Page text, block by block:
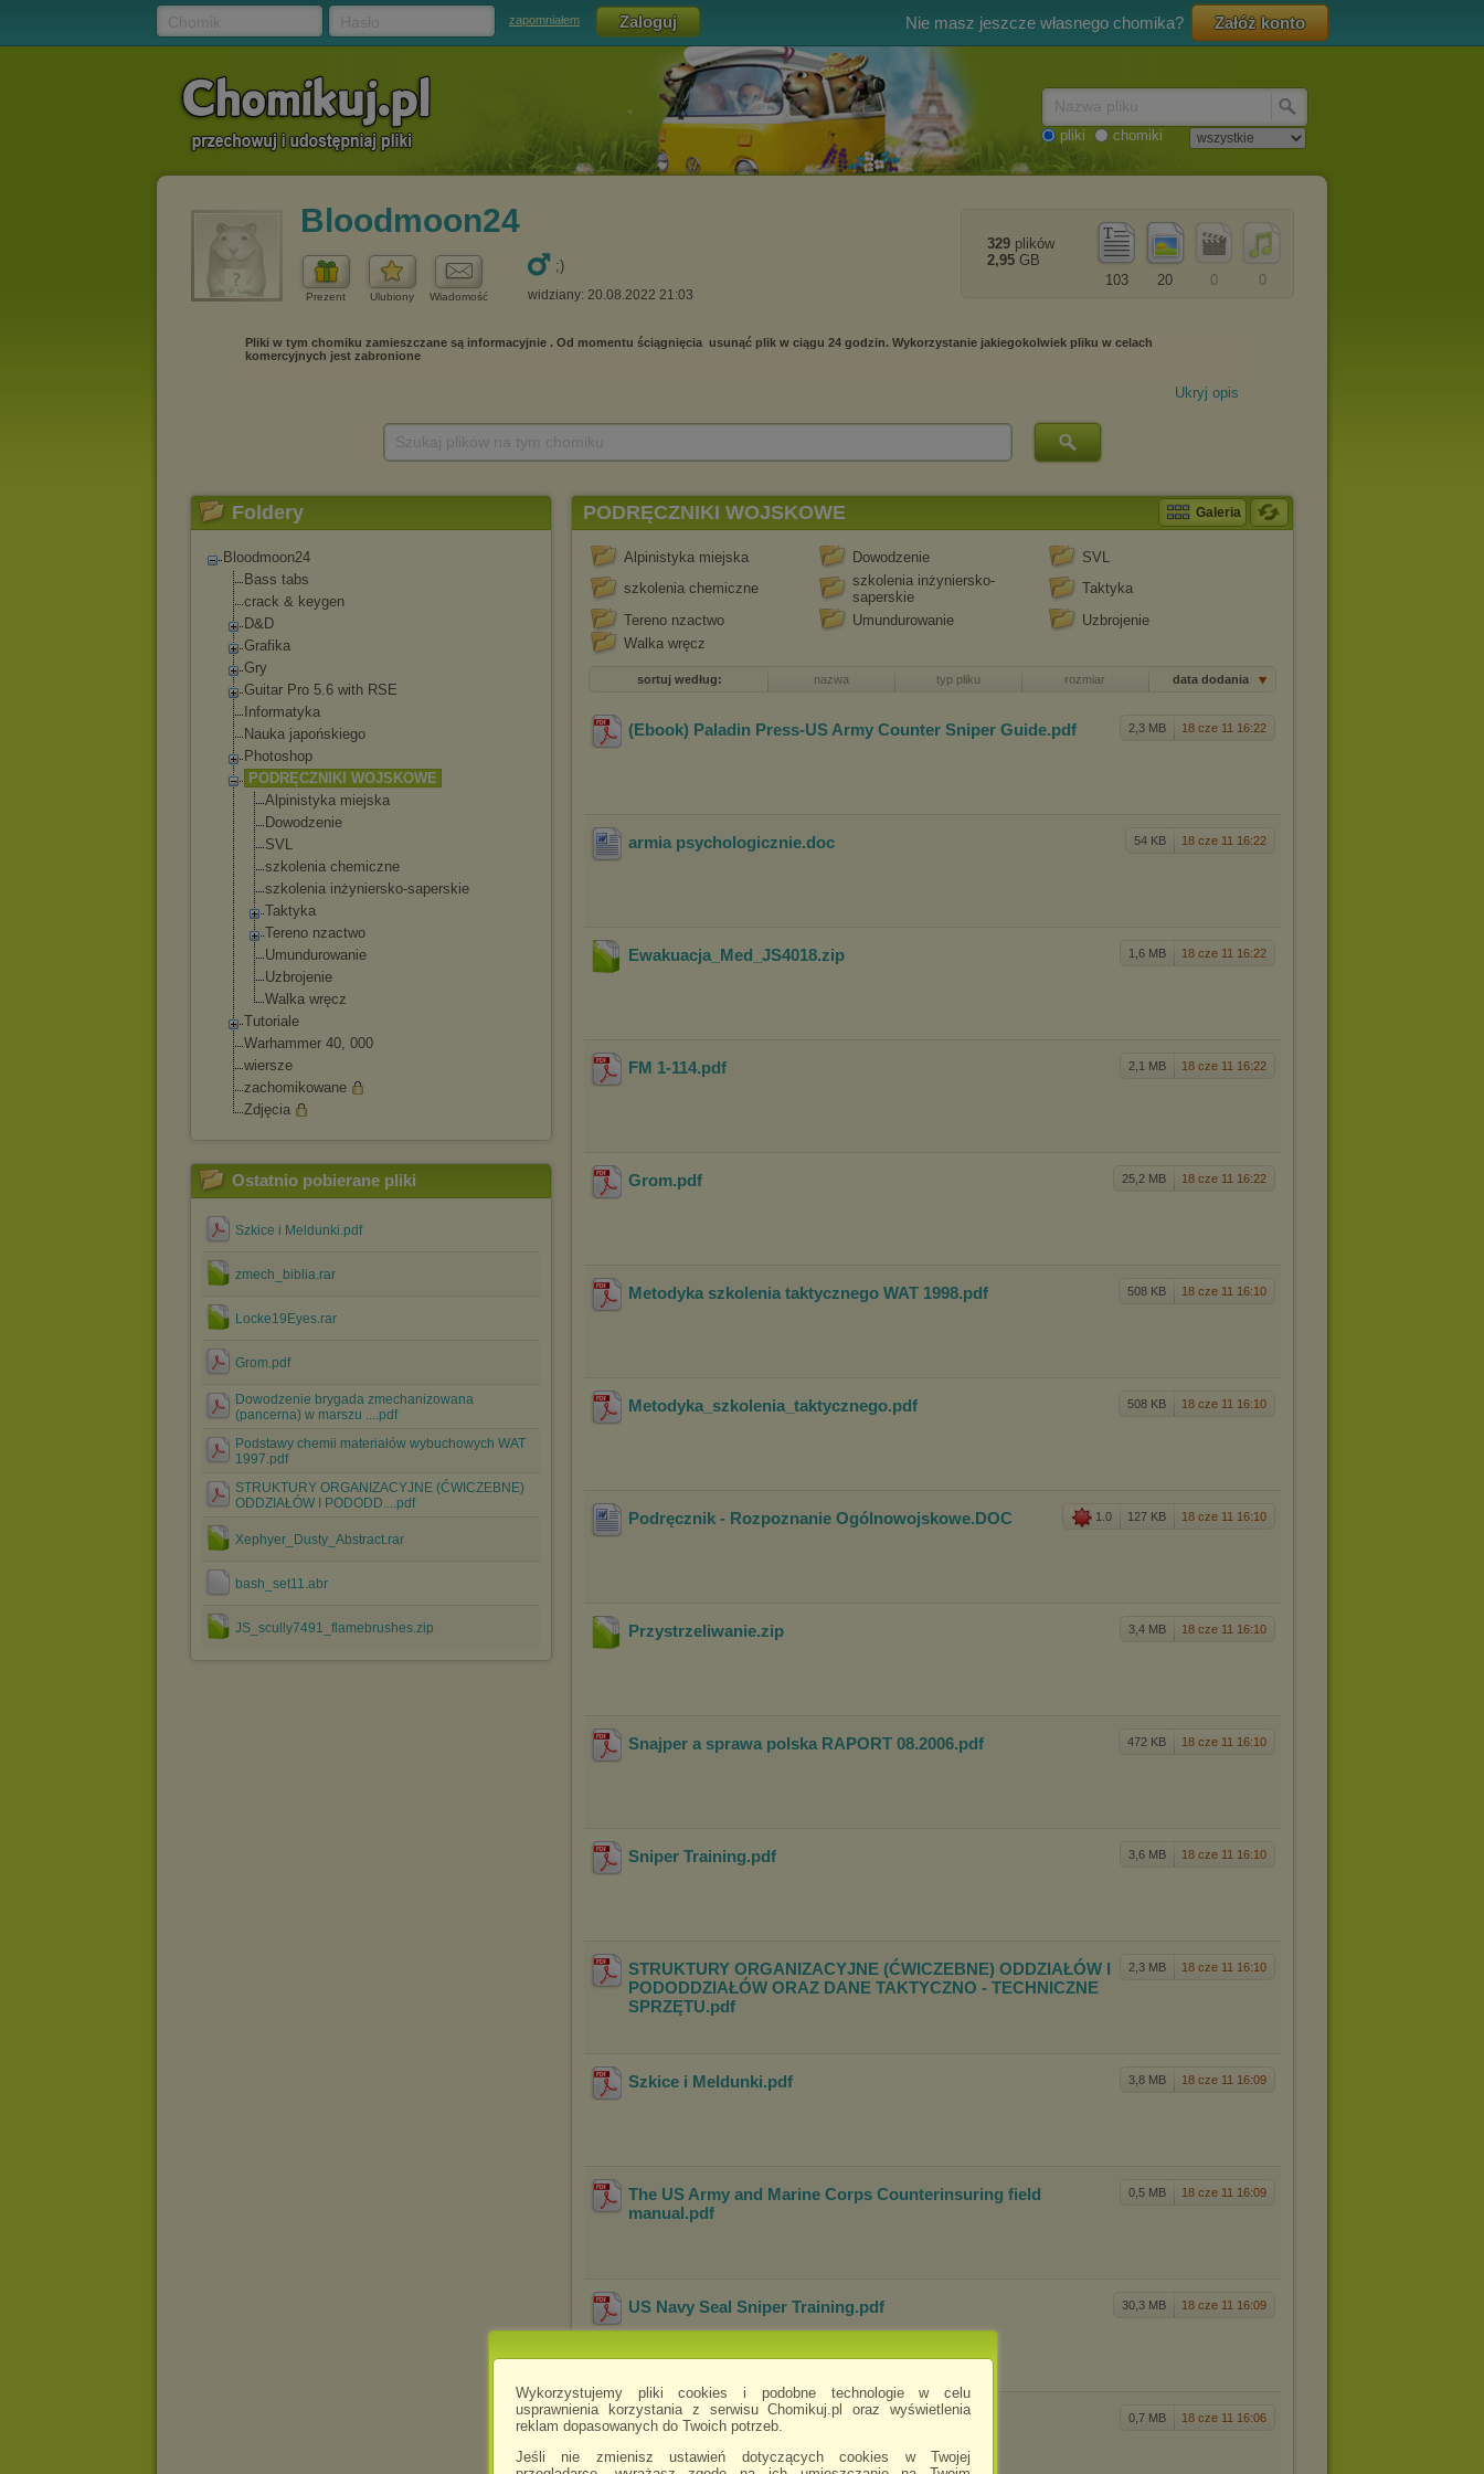
Wykorzystujemy pliki cookies i podobne technologie w celu
usprawnienia korzystania z serwisu Chomikuj.pl oraz wyświetlenia
reklam dopasowanych do Twoich potrzeb.
Jeśli nie zmienisz ustawień dotyczących cookies w Twojej
zapomniałem Nie masz jeszcze własnego chomika? Załóż konto
pliki chomiki
Bloodmoon24
Prezent Ulubiony Wiadomość
;)
widziany: 20.08.2022 21:03
0
0
20
103
329 plików
2,95 GB
Ukryj opis
Foldery
Bloodmoon24
Bass tabs
crack & keygen
D&D
Grafika
Gry
Guitar Pro 5.6 with RSE
Informatyka
Nauka japońskiego
Photoshop
PODRĘCZNIKI WOJSKOWE
Alpinistyka miejska
Dowodzenie
SVL
szkolenia chemiczne
szkolenia inżyniersko-saperskie
Taktyka
Tereno nzactwo
Umundurowanie
Uzbrojenie
Walka wręcz
Tutoriale
Warhammer 40, 000
wiersze
zachomikowane
Zdjęcia
Ostatnio pobierane pliki
Szkice i Meldunki.pdf
zmech_biblia.rar
Locke19Eyes.rar
Grom.pdf
Dowodzenie brygada zmechanizowana
(pancerna) w marszu ....pdf
Podstawy chemii materiałów wybuchowych WAT
1997.pdf
STRUKTURY ORGANIZACYJNE (ĆWICZEBNE)
ODDZIAŁÓW I PODODD....pdf
Xephyer_Dusty_Abstract.rar
bash_set11.abr
JS_scully7491_flamebrushes.zip
PODRĘCZNIKI WOJSKOWE Galeria
Alpinistyka miejska Dowodzenie
SVL
szkolenia chemiczne
szkolenia inżyniersko-
saperskie
Taktyka
Tereno nzactwo
Umundurowanie
Uzbrojenie
Walka wręcz
sortuj według: nazwa typ pliku rozmiar data dodania
2,3 MB 18 cze 11 16:22
(Ebook) Paladin Press-US Army Counter Sniper Guide.pdf
54 KB 18 cze 11 16:22
armia psychologicznie.doc
1,6 MB 18 cze 11 16:22
Ewakuacja_Med_JS4018.zip
2,1 MB 18 cze 11 16:22
FM 1-114.pdf
25,2 MB 18 cze 11 16:22
Grom.pdf
508 KB 18 cze 11 16:10
Metodyka szkolenia taktycznego WAT 1998.pdf
508 KB 18 cze 11 16:10
Metodyka_szkolenia_taktycznego.pdf
1.0 127 KB 18 cze 11 16:10
Podręcznik - Rozpoznanie Ogólnowojskowe.DOC
3,4 MB 18 cze 11 16:10
Przystrzeliwanie.zip
472 KB 18 cze 11 16:10
Snajper a sprawa polska RAPORT 08.2006.pdf
3,6 MB 18 cze 11 16:10
Sniper Training.pdf
2,3 MB 18 cze 11 16:10
STRUKTURY ORGANIZACYJNE (ĆWICZEBNE) ODDZIAŁÓW I
PODODDZIAŁÓW ORAZ DANE TAKTYCZNO - TECHNICZNE
SPRZĘTU.pdf
3,8 MB 18 cze 11 16:09
Szkice i Meldunki.pdf
0,5 MB 18 cze 11 16:09
The US Army and Marine Corps Counterinsuring field
manual .pdf
30,3 MB 18 cze 11 16:09
US Navy Seal Sniper Training.pdf
0,7 MB 18 cze 11 16:06
Walka_Zbrojna_v3.pdf